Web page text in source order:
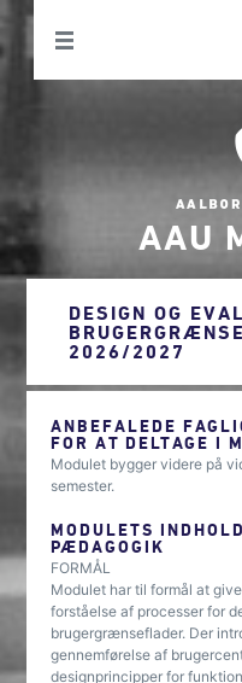
AAU
DESIGN OG
2026/2027
ANBEFALEDE
FOR AT DELTAGE I
Modulet bygger videre på
semester.
MODULETS
PÆDAGOGIK
FORMÅL
Modulet har til formål at
forståelse af processer for
brugergrænseflader. Der
gennemførelse af
designprincipper for